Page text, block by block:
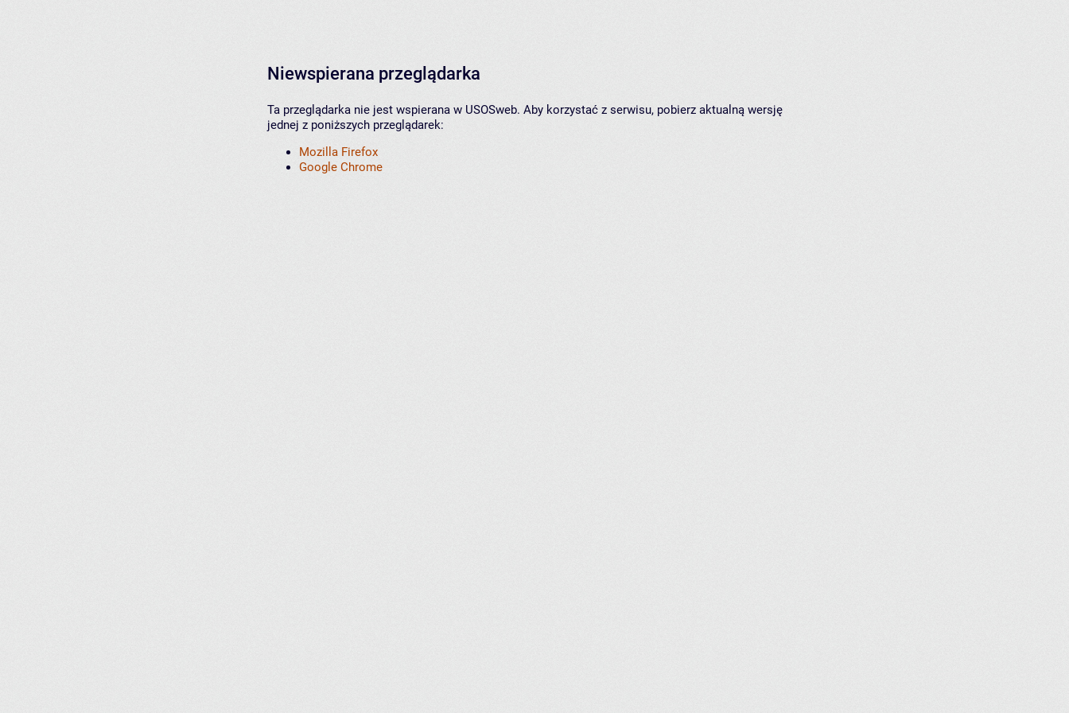
Niewspierana przeglądarka
Ta przeglądarka nie jest wspierana w USOSweb. Aby korzystać z serwisu, pobierz aktualną wersję
jednej z poniższych przeglądarek:
Mozilla Firefox
Google Chrome